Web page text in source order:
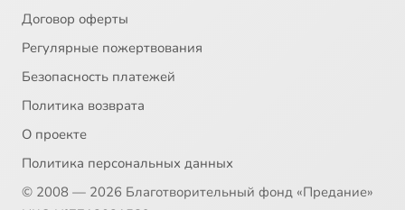
Договор оферты
Регулярные пожертвования
Безопасность платежей
Политика возврата
О проекте
Политика персональных данных
© 2008 — 2026 Благотворительный фонд «Предание»